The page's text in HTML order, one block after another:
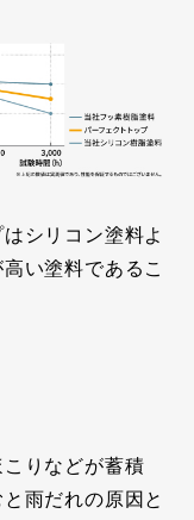
シリコン塗料よ
い塗料であるこ
りなどが蓄積
雨だれの原因と